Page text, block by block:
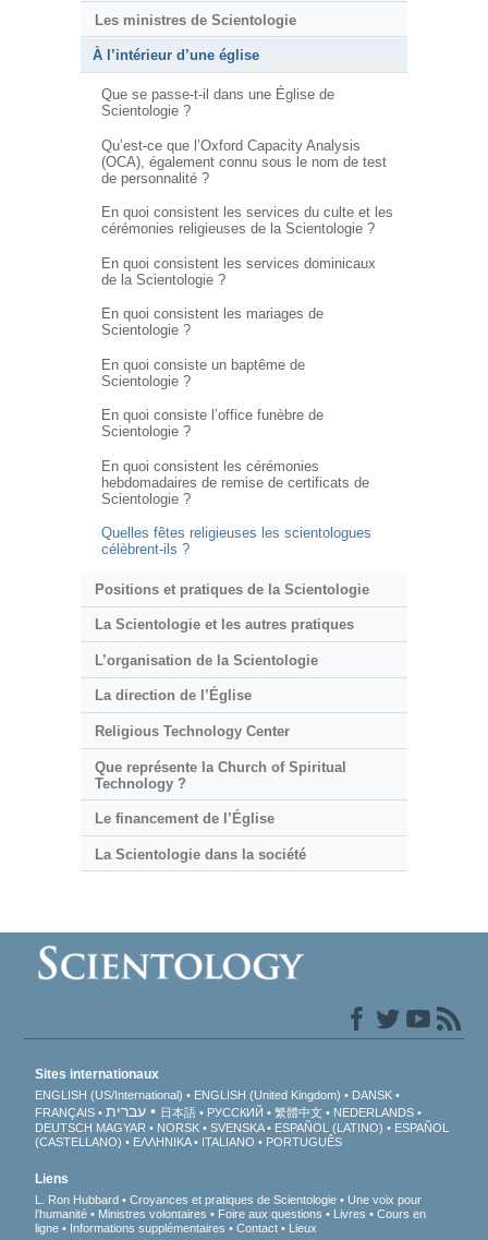
Les ministres de Scientologie
À l’intérieur d’une église
Que se passe-t-il dans une Église de
Scientologie ?
Qu’est-ce que l’Oxford Capacity Analysis
(OCA), également connu sous le nom de test
de personnalité ?
En quoi consistent les services du culte et les
cérémonies religieuses de la Scientologie ?
En quoi consistent les services dominicaux
de la Scientologie ?
En quoi consistent les mariages de
Scientologie ?
En quoi consiste un baptême de
Scientologie ?
En quoi consiste l’office funèbre de
Scientologie ?
En quoi consistent les cérémonies
hebdomadaires de remise de certificats de
Scientologie ?
Quelles fêtes religieuses les scientologues
célèbrent-ils ?
Positions et pratiques de la Scientologie
La Scientologie et les autres pratiques
L’organisation de la Scientologie
La direction de l’Église
Religious Technology Center
Que représente la Church of Spiritual
Technology ?
Le financement de l’Église
La Scientologie dans la société
Sites internationaux
ENGLISH (US/International) ENGLISH (United Kingdom)
DANSK
FRANÇAIS
עברית 日本語 РУССКИЙ 繁體中文
NEDERLANDS
DEUTSCH MAGYAR NORSK SVENSKA ESPAÑOL (LATINO)
ESPAÑOL
(CASTELLANO)
ΕΛΛΗΝΙΚA ITALIANO PORTUGUÊS
Liens
L. Ron Hubbard Croyances et pratiques de Scientologie
Une voix pour
l’humanité
Ministres volontaires Foire aux questions Livres
Cours en
ligne
Informations supplémentaires Contact Lieux